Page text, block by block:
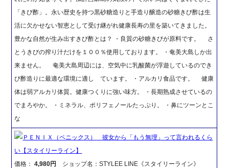
「きび酢」。永い歴史を持つ黒砂糖造りと手造り醸造の砂糖きび酢は生
活に欠かせない智恵として受け継がれ健康長寿の里を築いてきました。
豊かな自然が生み出すきび酢とは？ ・良質の砂糖きびが原料です。 さ
とうきびの搾り汁だけを１００％使用しております。 ・奄美大島しか出
来ません。 奄美大島周辺には、空気中に乳酸菌が浮遊しているのでき
び酢造りに最適な環境に適し ています。 ・アルカリ食品です。 健康
体は弱アルカリ体質。健康つくりに強い味方。 ・長期熟成させているの
でまろやか。 ・ミネラル、ポリフェノールたっぷり。 ・鼻にツーンとこ
な
ＰＥＮＩＸ（ペニックス） 彼女から「もう無理」って言われるくら
い【スタイリーライン】
価格：4,980円
ショップ名：STYLEE LINE《スタイリーライン》